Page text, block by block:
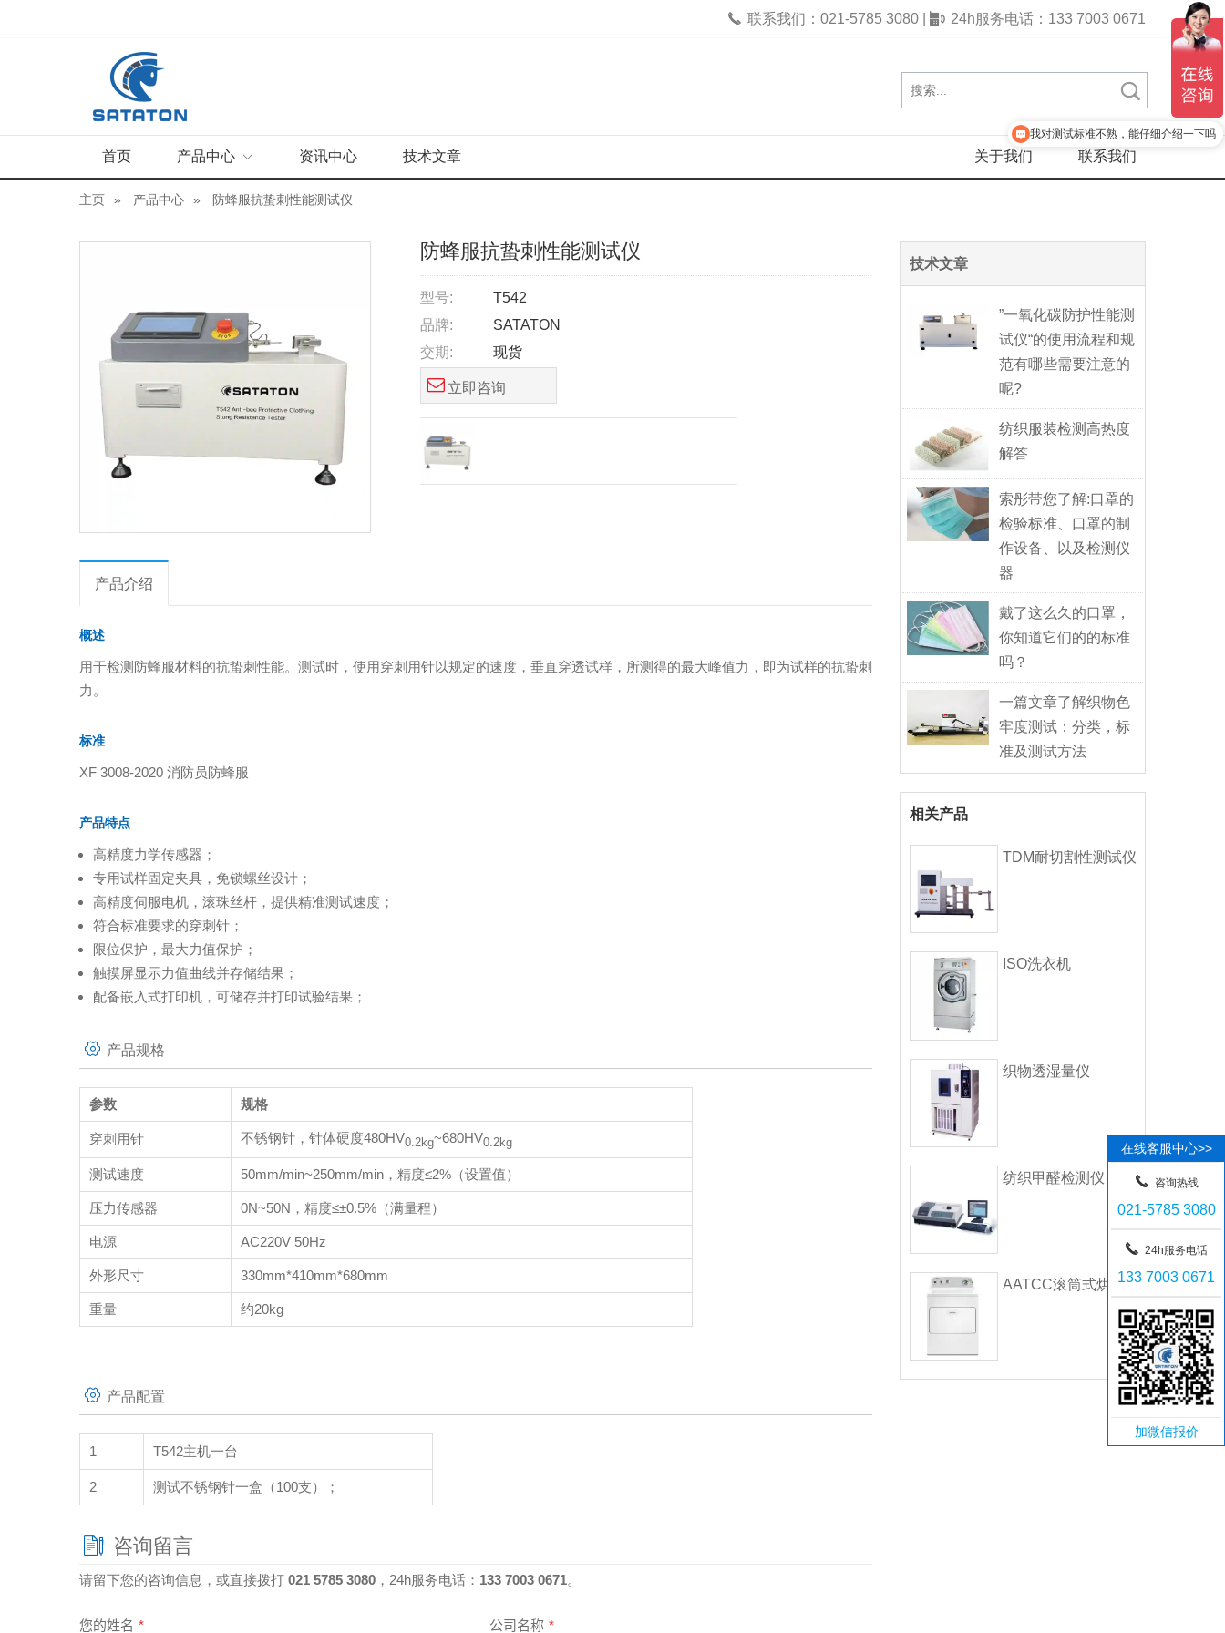
联系我们：021-5785 3080 | 24h服务电话：133 7003 0671
首页 产品中心 资讯中心 技术文章 关于我们 联系我们
主页 产品中心 防蜂服抗蛰刺性能测试仪
防蜂服抗蛰刺性能测试仪
型号:
T542
品牌:
SATATON
交期:
现货
立即咨询
产品介绍
概述
用于检测防蜂服材料的抗蛰刺性能。测试时，使用穿刺用针以规定的速度，垂直穿透试样，所测得的最大峰值力，即为试样的抗蛰刺
力。
标准
XF 3008-2020 消防员防蜂服
产品特点
高精度力学传感器；
专用试样固定夹具，免锁螺丝设计；
高精度伺服电机，滚珠丝杆，提供精准测试速度；
符合标准要求的穿刺针；
限位保护，最大力值保护；
触摸屏显示力值曲线并存储结果；
配备嵌入式打印机，可储存并打印试验结果；
产品规格
参数 规格
穿刺用针 不锈钢针，针体硬度480HV0.2kg~680HV0.2kg
测试速度 50mm/min~250mm/min，精度≤2%（设置值）
压力传感器 0N~50N，精度≤±0.5%（满量程）
电源 AC220V 50Hz
外形尺寸 330mm*410mm*680mm
重量 约20kg
产品配置
1 T542主机一台
2 测试不锈钢针一盒（100支）；
咨询留言
请留下您的咨询信息，或直接拨打 021 5785 3080 ，24h服务电话： 133 7003 0671。
您的姓名 * 公司名称 *
技术文章
”一氧化碳防护性能测
试仪“的使用流程和规
范有哪些需要注意的
呢?
纺织服装检测高热度
解答
索彤带您了解:口罩的
检验标准、口罩的制
作设备、以及检测仪
器
戴了这么久的口罩，
你知道它们的的标准
吗？
一篇文章了解织物色
牢度测试：分类，标
准及测试方法
相关产品
TDM耐切割性测试仪
ISO洗衣机
织物透湿量仪
纺织甲醛检测仪
AATCC滚筒式烘干机
在线客服中心>>
咨询热线
021-5785 3080
24h服务电话
133 7003 0671
加微信报价
我对测试标准不熟，能仔细介绍一下吗
贵司的联系方式是多少？